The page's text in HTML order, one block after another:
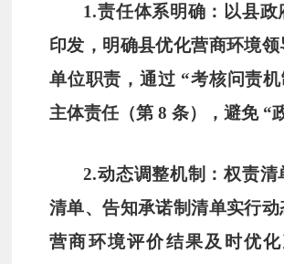
1.责任体系明确 ：以县
印发，明确县优化营商环境
单位职责，通过 “考核问责
主体责任（第 8 条），避免 “
2.动态调整机制 ：权责
清单、告知承诺制清单实行
营商环境评价结果及时优